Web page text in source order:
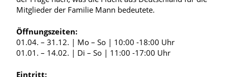
Mitglieder der Familie Mann bedeutete.
Öffnungszeiten:
01.04. – 31.12. | Mo – So | 10:00 -18:00 Uhr
01.01. – 14.02. | Di – So | 11:00 -17:00 Uhr
Eintritt: